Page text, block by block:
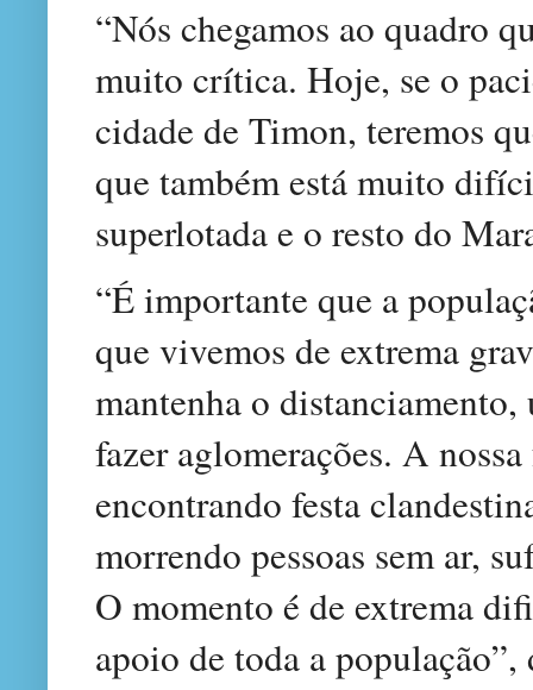
“Nós chegamos ao quadro
muito crítica. Hoje, se o
cidade de Timon, teremos
que também está muito
superlotada e o resto do
“É importante que a
que vivemos de extrema
mantenha o
fazer aglomerações. A
encontrando festa
morrendo pessoas sem ar,
O momento é de extrema
apoio de toda a